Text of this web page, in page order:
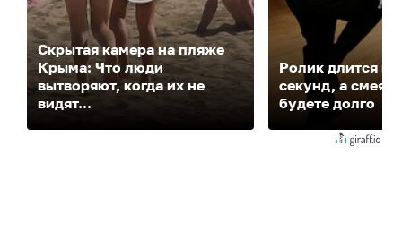
Скрытая камера на пляже
Крыма: Что люди
вытворяют, когда их не
видят...
Ролик длится
секунд, а
будете долго